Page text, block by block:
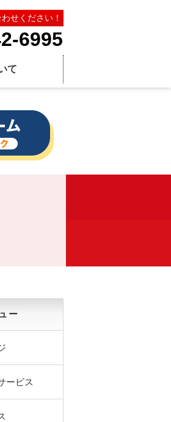
せください！
6995
て
ー
ービス